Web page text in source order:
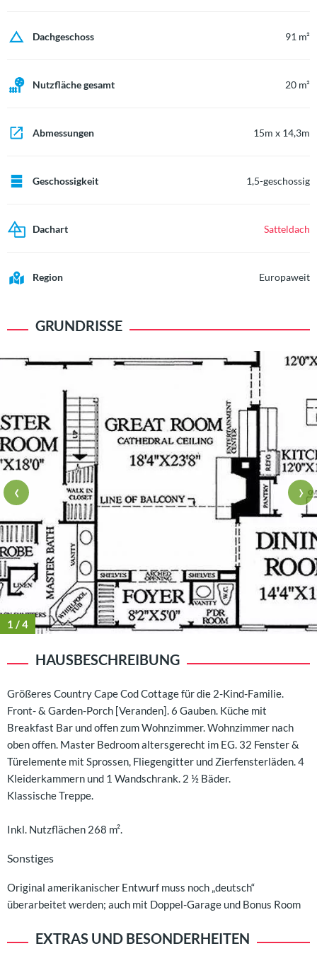
Dachgeschoss 91 m²
Nutzfläche gesamt 20 m²
Abmessungen 15m x 14,3m
Geschossigkeit 1,5-geschossig
Dachart Satteldach
Region Europaweit
GRUNDRISSE
1 / 4
‹ ›
HAUSBESCHREIBUNG
Größeres Country Cape Cod Cottage für die 2-Kind-Familie.
Front- & Garden-Porch [Veranden]. 6 Gauben. Küche mit
Breakfast Bar und offen zum Wohnzimmer. Wohnzimmer nach
oben offen. Master Bedroom altersgerecht im EG. 32 Fenster &
Türelemente mit Sprossen, Fliegengitter und Zierfensterläden. 4
Kleiderkammern und 1 Wandschrank. 2 ½ Bäder.
Klassische Treppe.
Inkl. Nutzflächen 268 m².
Sonstiges
Original amerikanischer Entwurf muss noch „deutsch“
überarbeitet werden; auch mit Doppel-Garage und Bonus Room
EXTRAS UND BESONDERHEITEN